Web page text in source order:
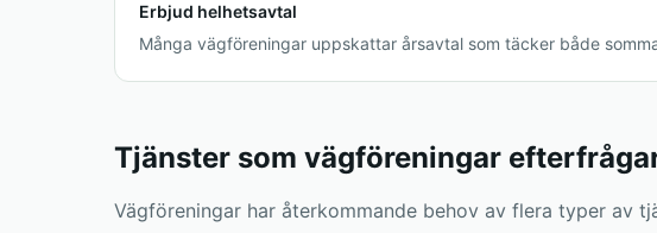
Erbjud helhetsavtal
Många vägföreningar uppskattar årsavtal som täcker både
Tjänster som vägföreningar
Vägföreningar har återkommande behov av flera typer av